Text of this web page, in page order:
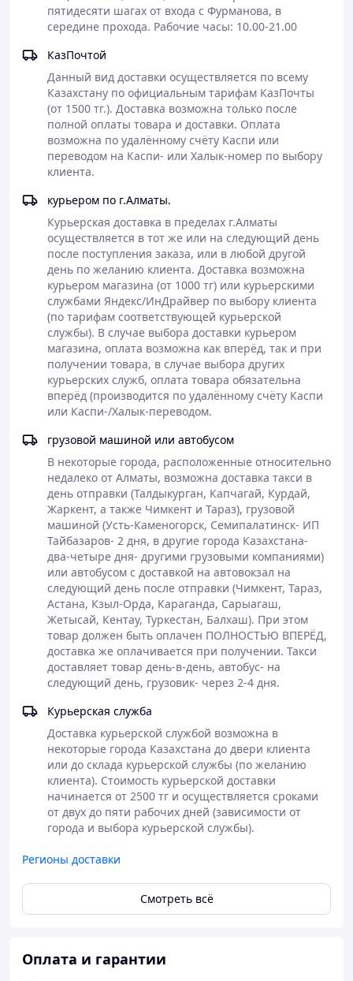
фитоэстрогенами, способными мягко
взаимодействовать с эстрогеновыми рецепторами.
Они способствуют уменьшению частоты и
интенсивности приливов, потливости и вегетативных
реакций, а также поддерживают костную ткань и
липидный обмен в условиях снижения уровня
собственных эстрогенов.
2. Цистанхе пустынная (Cistanche deserticola) -относится
к адаптогенам и традиционно используется для
поддержки эндокринной и нервной систем. В период
менопаузы способствует снижению утомляемости,
повышению жизненного тонуса и устойчивости к
стрессу. Поддерживает когнитивные функции и
помогает компенсировать астенические проявления,
связанные с гормональной перестройкой.
3. Лецитин- является источником фосфолипидов,
необходимых для поддержания структуры клеточных
мембран и нормальной работы нервной системы. Он
участвует в метаболизме липидов, поддерживает
функцию печени и способствует улучшению
когнитивных процессов. В период менопаузы лецитин
помогает снизить проявления нервной возбудимости и
поддерживает обмен веществ.
Синергия компонентов.Компоненты комплекса
дополняют действие друг друга:
- соевые изофлавоны компенсируют
- цистанхе пустынная повышает адаптационные
возможности и снижает стрессовую нагрузку;
- лецитин поддерживает нервную систему и
метаболические процессы.
Такое сочетание обеспечивает многоплановую
поддержку организма в период гормональной
перестройки.
Показания к применению:
- перименопауза и менопауза;
- приливы и вегетативные реакции;
- повышенная утомляемость и раздражительность;
- снижение концентрации и памяти;
- эмоциональная нестабильность, связанная с
гормональными изменениями.
Способ применения и дозы:по 1-2 капсулы 2 раза в
день независимо от приёма пищи.
Форма выпуска:пластиковая банка, 100 капсул.
Капсулы изготовлены из яблочного пектина и
соответствуют принципам Халяль.
Фабрика BlueSky сертифицирована по международному
стандарту качества GMP.
В нашем магазине представлены препараты,
которые могут заинтересовать тех, кто решил
принимать капсулы Здоровье при менопаузе (пройдите
по ссылкам для ознакомления):
- капсулы Флавоноиды для гормональной поддержки
женщин- лучший синергетический препарат для
вышеуказанных капсул;
-капсулы экстракта Примулы вечерней- применяется
-капсулы Эфирные масла розы
пятидесяти шагах от входа с Фурманова, в
середине прохода. Рабочие часы: 10.00-21.00
КазПочтой
Данный вид доставки осуществляется по всему
Казахстану по официальным тарифам КазПочты
(от 1500 тг.). Доставка возможна только после
полной оплаты товара и доставки. Оплата
возможна по удалённому счёту Каспи или
переводом на Каспи- или Халык-номер по выбору
клиента.
курьером по г.Алматы.
Курьерская доставка в пределах г.Алматы
осуществляется в тот же или на следующий день
после поступления заказа, или в любой другой
день по желанию клиента. Доставка возможна
курьером магазина (от 1000 тг) или курьерскими
службами Яндекс/ИнДрайвер по выбору клиента
(по тарифам соответствующей курьерской
службы). В случае выбора доставки курьером
магазина, оплата возможна как вперёд, так и при
получении товара, в случае выбора других
курьерских служб, оплата товара обязательна
вперёд (производится по удалённому счёту Каспи
или Каспи-/Халык-переводом.
грузовой машиной или автобусом
В некоторые города, расположенные относительно
недалеко от Алматы, возможна доставка такси в
день отправки (Талдыкурган, Капчагай, Курдай,
Жаркент, а также Чимкент и Тараз), грузовой
машиной (Усть-Каменогорск, Семипалатинск- ИП
Тайбазаров- 2 дня, в другие города Казахстана-
два-четыре дня- другими грузовыми компаниями)
или автобусом с доставкой на автовокзал на
следующий день после отправки (Чимкент, Тараз,
Астана, Кзыл-Орда, Караганда, Сарыагаш,
Жетысай, Кентау, Туркестан, Балхаш). При этом
товар должен быть оплачен ПОЛНОСТЬЮ ВПЕРЁД,
доставка же оплачивается при получении. Такси
доставляет товар день-в-день, автобус- на
следующий день, грузовик- через 2-4 дня.
Курьерская служба
Доставка курьерской службой возможна в
некоторые города Казахстана до двери клиента
или до склада курьерской службы (по желанию
клиента). Стоимость курьерской доставки
начинается от 2500 тг и осуществляется сроками
от двух до пяти рабочих дней (зависимости от
города и выбора курьерской службы).
Регионы доставки
Смотреть всё
Оплата и гарантии